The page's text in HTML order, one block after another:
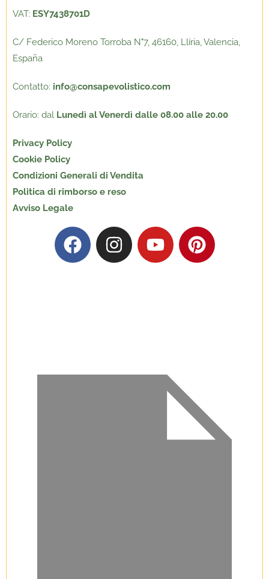
VAT: ESY7438701D
C/ Federico Moreno Torroba N°7, 46160, Llíria, Valencia,
España
Contatto: info@consapevolistico.com
Orario: dal Lunedì al Venerdì dalle 08.00 alle 20.00
Privacy Policy
Cookie Policy
Condizioni Generali di Vendita
Politica di rimborso e reso
Avviso Legale